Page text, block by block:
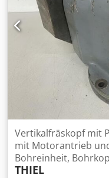
Vertikalfräskopf mit
mit Motorantrieb
Bohreinheit,
THIEL